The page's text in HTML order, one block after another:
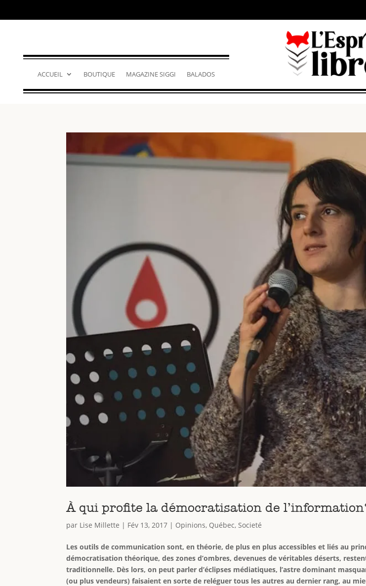
ACCUEIL BOUTIQUE MAGAZINE SIGGI BALADOS
À qui profite la démocratisation de
par Lise Millette | Fév 13, 2017 | Opinions, Québec, Societé
Les outils de communication sont, en théorie, de plus en plus accessibles et liés au
démocratisation théorique, des zones d’ombres, devenues de véritables déserts,
traditionnelle. Dès lors, on peut parler d’éclipses médiatiques, l’astre dominant
(ou plus vendeurs) faisaient en sorte de reléguer tous les autres au dernier rang, au